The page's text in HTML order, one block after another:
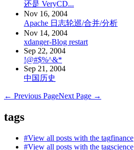
还是 VeryCD...
Nov 16, 2004
Apache 日志轮巡/合并/分析
Nov 14, 2004
xdanger-Blog restart
Sep 22, 2004
!@#$%^&*
Sep 21, 2004
中国历史
← Previous PageNext Page →
tags
#View all posts with the tagfinance
#View all posts with the tagscience